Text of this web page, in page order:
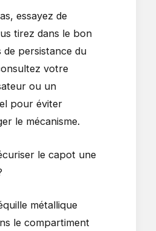
essayez de
tirez dans le bon
de persistance du
votre
ou un
pour éviter
le mécanisme.
le capot une
métallique
le compartiment